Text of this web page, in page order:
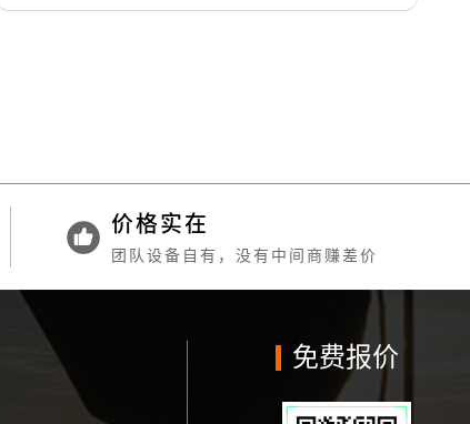
价格实在
团队设备自有，没有中间商赚差价
免费报价